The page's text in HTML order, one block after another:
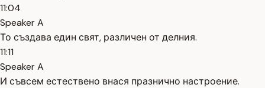
11:04
Speaker A
То създава един свят, различен от делния.
11:11
Speaker A
И съвсем естествено внася празнично настроение.